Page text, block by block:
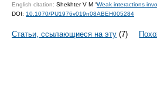
English citation: Shekhter V M “Weak interactions
DOI: 10.1070/PU1976v019n08ABEH005284
Статьи, ссылающиеся на эту (7)